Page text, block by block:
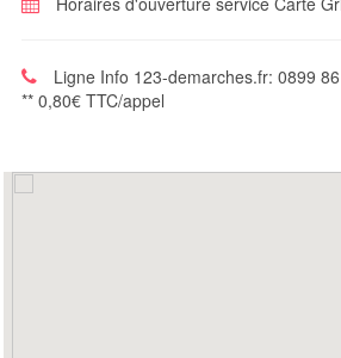
Ligne Info 123-demarches.fr: 0899
** 0,80€ TTC/appel